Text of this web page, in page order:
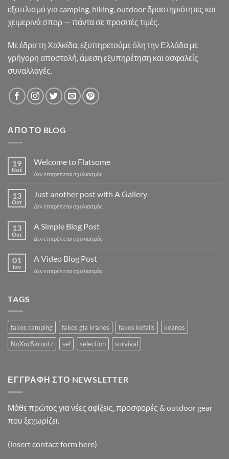
εξοπλισμό για camping, hiking, outdoor δραστηριότητες και
χειμερινά σπορ — πάντα σε προσιτές τιμές.
Με έδρα τη Χαλκίδα, εξυπηρετούμε όλη την Ελλάδα με
γρήγορη αποστολή, άμεση εξυπηρέτηση και ασφαλείς
συναλλαγές.
ΑΠΌ ΤΟ BLOG
19
Νοέ
Welcome to Flatsome
Δεν επιτρέπεται σχολιασμόςστο
to
Flatsome
13
Οκτ
Just another post with A Gallery
Δεν επιτρέπεται σχολιασμόςστο
with
13
Οκτ
A Simple Blog Post
Δεν επιτρέπεται σχολιασμόςστο
Post
01
Ιαν
A Video Blog Post
Δεν επιτρέπεται σχολιασμόςστο
TAGS
fakos camping fakos gia kranos fakos kefalis
keanos
NoXmlSkroutz
sel selection survival
ΕΓΓΡΑΦΉ ΣΤΟ NEWSLETTER
Μάθε πρώτος για νέες αφίξεις, προσφορές & outdoor gear
που ξεχωρίζει.
(insert contact form here)